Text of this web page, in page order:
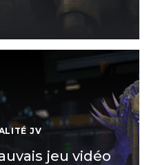
JV
jeu vidéo